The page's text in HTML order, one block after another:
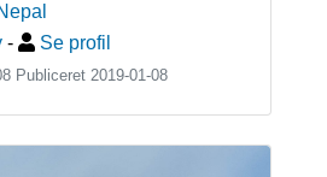
- Se profil
Publiceret 2019-01-08